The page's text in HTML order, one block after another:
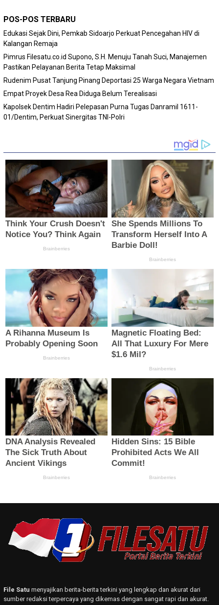
POS-POS TERBARU
Edukasi Sejak Dini, Pemkab Sidoarjo Perkuat Pencegahan HIV di
Kalangan Remaja
Pimrus Filesatu.co.id Supono, S.H. Menuju Tanah Suci, Manajemen
Pastikan Pelayanan Berita Tetap Maksimal
Rudenim Pusat Tanjung Pinang Deportasi 25 Warga Negara Vietnam
Empat Proyek Desa Rea Diduga Belum Terealisasi
Kapolsek Dentim Hadiri Pelepasan Purna Tugas Danramil 1611-
01/Dentim, Perkuat Sinergitas TNI-Polri
File Satu menyajikan berita-berita terkini yang lengkap dan akurat dari
sumber redaksi terpercaya yang dikemas dengan sangat rapi dan akurat.